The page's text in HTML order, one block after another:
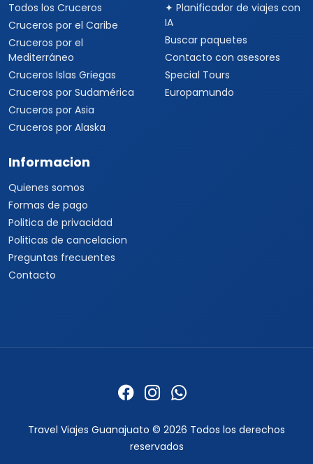
Todos los Cruceros
Cruceros por el Caribe
Cruceros por el
Mediterráneo
Cruceros Islas Griegas
Cruceros por Sudamérica
Cruceros por Asia
Cruceros por Alaska
✦ Planificador de viajes con
IA
Buscar paquetes
Contacto con asesores
Special Tours
Europamundo
Informacion
Quienes somos
Formas de pago
Politica de privacidad
Politicas de cancelacion
Preguntas frecuentes
Contacto
Travel Viajes Guanajuato © 2026 Todos los derechos
reservados